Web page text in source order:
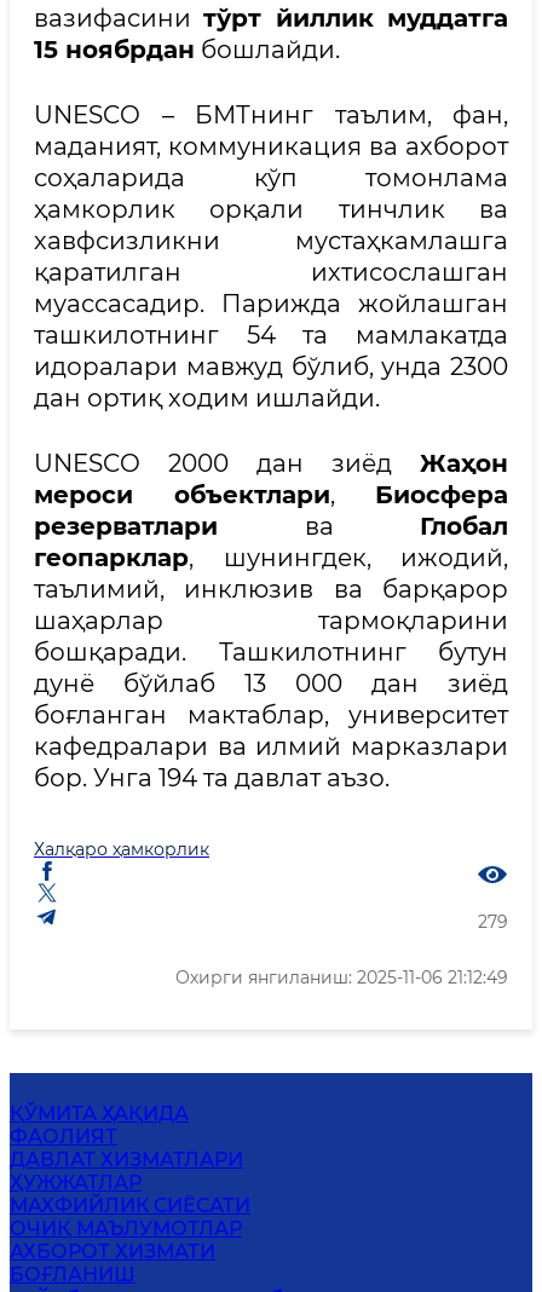
вазифасинитўрт йиллик муддатга
15 ноябрдан бошлайди.
UNESCO – БМТнинг таълим, фан,
маданият, коммуникация ва ахборот
соҳаларида кўп томонлама
ҳамкорлик орқали тинчлик ва
хавфсизликни мустаҳкамлашга
қаратилган ихтисослашган
муассасадир. Парижда жойлашган
ташкилотнинг 54 та мамлакатда
идоралари мавжуд бўлиб, унда 2300
дан ортиқ ходим ишлайди.
UNESCO 2000 дан зиёд Жаҳон
мероси объектлари, Биосфера
резерватлари ва Глобал
геопарклар, шунингдек, ижодий,
таълимий, инклюзив ва барқарор
шаҳарлар тармоқларини
бошқаради. Ташкилотнинг бутун
дунё бўйлаб 13 000 дан зиёд
боғланган мактаблар, университет
кафедралари ва илмий марказлари
бор. Унга 194 та давлат аъзо.
Халқаро ҳамкорлик
279
Охирги янгиланиш: 2025-11-06 21:12:49
ҚЎМИТА ҲАҚИДА
ФАОЛИЯТ
ДАВЛАТ ХИЗМАТЛАРИ
ҲУЖЖАТЛАР
МАХФИЙЛИК СИЁСАТИ
ОЧИҚ МАЪЛУМОТЛАР
АХБОРОТ ХИЗМАТИ
БОҒЛАНИШ